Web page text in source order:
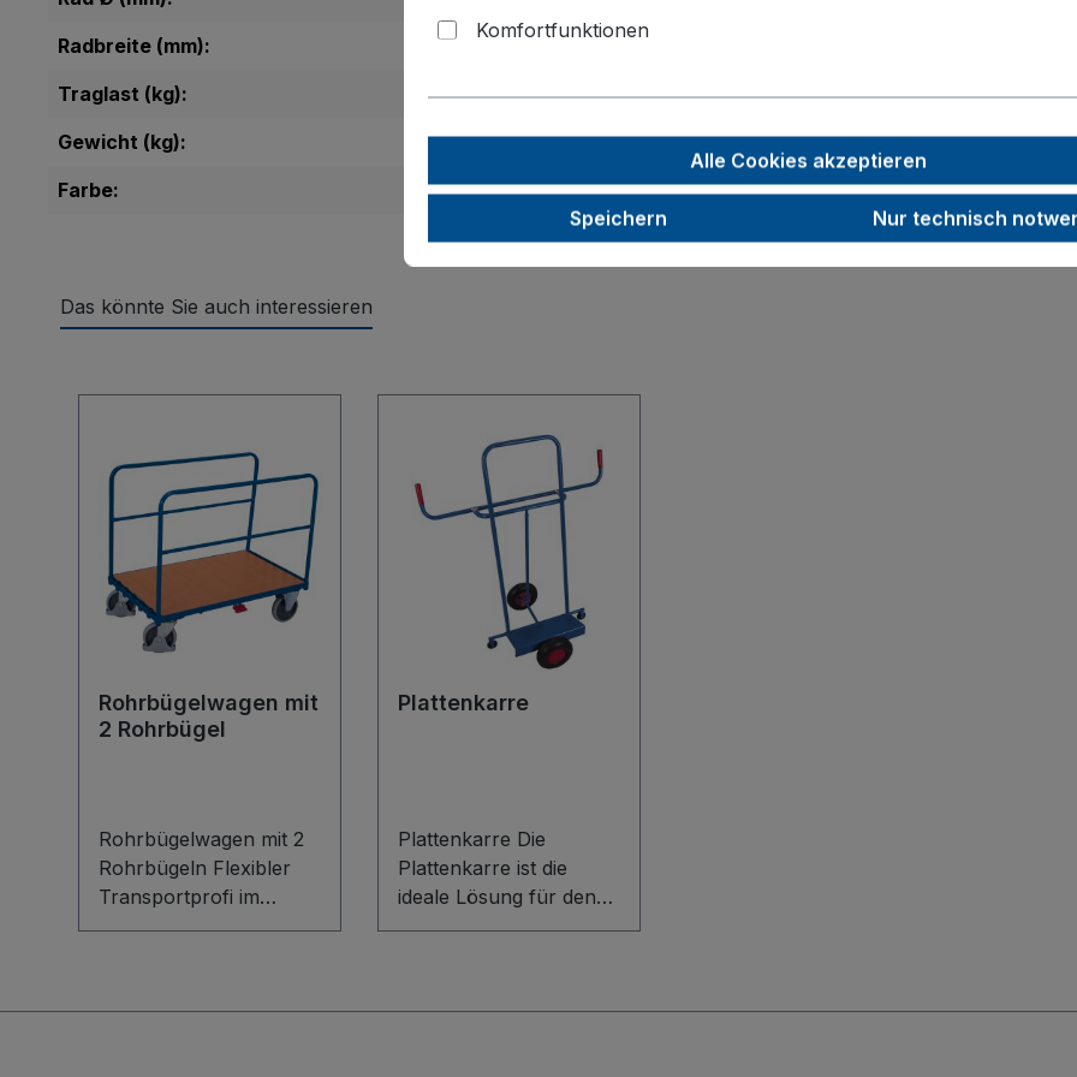
Radbreite (mm):
Traglast (kg):
1200
Gewicht (kg):
81,5
Farbe:
RAL 7016
Das könnte Sie auch interessieren
Rohrbügelwagen mit
2 Rohrbügel
Rohrbügelwagen mit 2
Rohrbügeln Flexibler
Transportprofi im
Baukasten-System Der
durch sein Baukasten-
Plattenkarre
Plattenkarre Die
Plattenkarre ist die
ideale Lösung für den
sicheren
Kunststoffplatten. Die
Komfortfunktionen
Alle Cookies akzeptieren
Speichern Nur technisch